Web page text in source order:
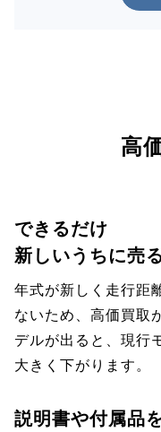
高
できるだけ
新しいうちに売
年式が新しく走行距
ないため、高価買取
デルが出ると、現行
大きく下がります。
説明書や付属品